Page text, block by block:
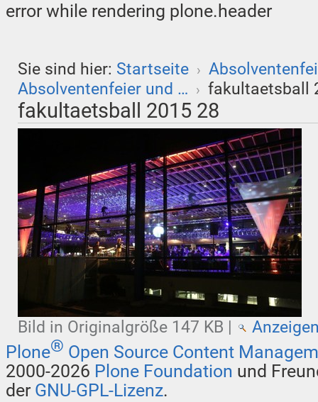
error while rendering plone.header
Sie sind hier: Startseite ›
Absolventenfeier und … › fakultaetsball
fakultaetsball 2015 28
Bild in Originalgröße 147 KB |
Plone® Open Source Content
2000-2026 Plone Foundation und
der GNU-GPL-Lizenz.